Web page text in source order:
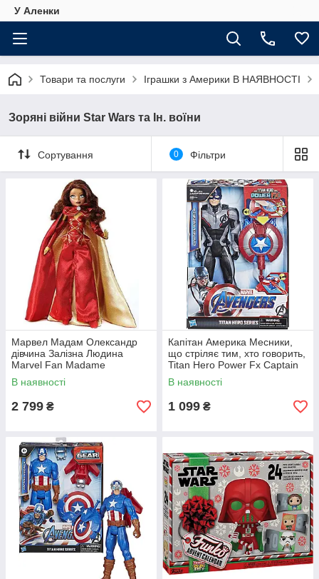
У Аленки
Товари та послуги Іграшки з Америки В НАЯВНОСТІ
Зоряні війни Star Wars та Ін. воїни
Сортування 0 Фільтри
Марвел Мадам Олександр
дівчина Залізна Людина
Marvel Fan Madame
Alexander Girl Iron Man
В наявності
2 799 ₴
Капітан Америка Месники,
що стріляє тим, хто говорить,
Titan Hero Power Fx Captain
America
В наявності
1 099 ₴